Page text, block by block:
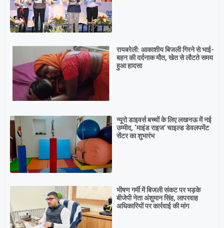
रायबरेली: आकाशीय बिजली गिरने से भाई-
बहन की दर्दनाक मौत, खेत से लौटते समय
हुआ हादसा
न्यूरो डाइवर्स बच्चों के लिए लखनऊ में नई
उम्मीद, ‘माइंड राइज’ चाइल्ड डेवलपमेंट
सेंटर का शुभारंभ
भीषण गर्मी में बिजली संकट पर भड़के
बीजेपी नेता अंशुमान सिंह, लापरवाह
अधिकारियों पर कार्रवाई की मांग